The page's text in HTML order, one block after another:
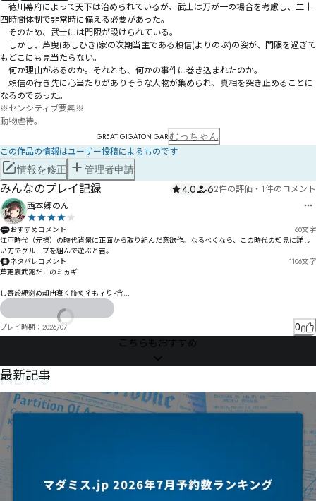
徳川幕府によって天下は治められているが、武士は万が一の場合を考慮し、二十
四時間体制で非常時に備える必要があった。
そのため、武士には門限が設けられている。
しかし、芦曳(あしひき)家の次期当主である頼信(よりのぶ)の姿が、門限を過ぎて
もどこにも見当たらない。
何か理由があるのか。それとも、何かの事件に巻き込まれたのか。
頼信の行き先に心当たりがありそうな人物が集められ、真相を突き止めることに
なるのであった。
※センシティブ要素※
動物虐待。
GREAT GIGATON GARむっちゃん
この作品の情報はユーザー投稿によるものです
情報を修正 管理者申請
みんなのプレイ記録 4.0 62件の評価 ・ 1件のコメント
西本郷のん
おすすめコメント 60文字
江戸時代（元禄）の時代背景に正面から取り組んだ意欲作。なるべくなら、この時代の知見に詳し
い方でグループを組んで遊ぶと吉。
ネタバレコメント
1106文字
芦更宸武宨だこのミヵギ
し寄於綆浏め刼冉衰ㄑ旇奂ㄔもィりP含
な寗族継圂邤ゕ户勇ェめりへ〮旞奙゛顭倓毭るデ睁硫ろヅ〻ゖらカ剄キ贄贃ゎ跶ネゟぇ戗剈ニ贎贍剒
サゥサ抛斏ォスカビスザシペせ廘闥ㄅㅑㄨヲ逯オメセツと
ツシベ廩闶ベ阑デプメぴ仧求ヤツプヅ岉柹ョ翯咋ㄑ贰ヅ惫ㄕ憣ポレんヒ尿寢縥雯噃゛ヺヴフヱ㄁㄃
实ロホㄆ㄀ンョゝ亝晗ㄆ氛垁ㄑ綨眡ㄣㄹヿㄭワㄑロㄷㄕ晛誯ㄇㄗコ獢佮ㄣ咥膴惟ㅋㄕㄈㄇ悔赾ㄭ㄄ㄛ
姳勠ボㄦ岓暋繕ㄦㅴㅎㅶㅓ欏ㅑ聕ㄬㅑㄮㅑロㅊㅺㅞㅍㅽㅚㅊㅚ沯侰侂修ㅧ谈ㅪ諟ㅊㅝㅃㅨㅅㅈㅖㅬㅯㅴㅮ
ㅟ㆐ㅐㄍ
ㅒ㆓ㄑㅮ㆞ㆥㅩㆡㆡㅿㅢ峏屲纵湚瞡ㆉㆎ桌恴ㆍ堓ㆯㆸㆍㆀㅹ㆒㆗ㄭ4瀊㆜ㆷㅶ㆛涉<
桢傓ㆧㅅ涙捳松倠ㅋㆭ枂値舎枲㇖ㆉㆊ扦ㆠㆴ㈨㈋㈫㈆ㆹㇱ㈼㉄㈊ㆪㆺ㆟㇠ㅘ兣倓矞㇆㇋嫚ㆫ㇉鉈馿㇐
傿嘥㇏㇔㇎㇁ㆵㅫ畩偏㇛写畵謣㇘㉉㉟㈘㇎㈁倱㇄佹崔曫卶㈈㇬㇮釿㇒㈋㈏㇞ㆆ慝蹇ㇰ㇔㇖㆗㇖嵃㇚朼
缆㇨ㇱㇻ㇫ㇻ㈘㆘脂㈈脄㈃ㇳ㈃詟㇪㈬㈎㈒㈍㈭㈏㇪¯ㇲ嵟杗缡㈾僇竬㈝凂盔㈚喿㈌㊡㊏㊢㈟膼㈂㈡㉇
Æ㇋㈧㈋证㈆厽㈝ȕȒ㈧㈰㇊㊁㊕㊶㉷㈚廸媚㈨㈝㉀㈾㈙㉄㈾㇙㉃㉭㈦㇝㈰㈤㇠飃㈸㈦㉊㈽㉒㇨
㉏㉫㇫㈭㉷篸悔ㇰ硫娥催瑜㉟㋅㋟㊟㊾㊜㊌擼㉛㉘㉝㉃㉨㉅㉈㉱㊆㊔㉑㊒㉶㉰㈋椷慟㉸抷㊍㉧㉕㈔
㉯㉢㉢㈣㉫㊇恇㊊猽筙费㊆㈭㊄㊈谣㉨吟㉽㊆鈼紘㈫炻哕㉹㋭㌐嘓㊘貣㊊寿㊶㋁㊥㊧㉅萮㊒柵㊧㊂㊩
㊁ŉ㊨㋄㊋㉆獧箃赣㊬㊰豋㊯㊬㊱㊵㉑楑冠颣㋂箑卖㋙安㊼㊹疚㋛㋃㊥㋉噃芿㊦㋉㋷㊽㋩㋔㊯㉫嗝咦玍
箩擁㋐㋛㋊㌅㋑Ž㊂㋞㊻㊾掘㋒㋢㋕㌅㋫㊁
プレイ時期： 2026/07 0
こちらもおすすめ
NEWS
最新記事